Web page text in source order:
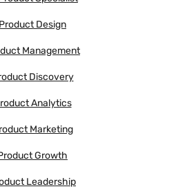
Product Design
Management
Discovery
Analytics
Marketing
Growth
Leadership